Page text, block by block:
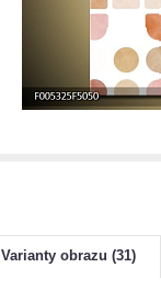
Varianty obrazu (31)